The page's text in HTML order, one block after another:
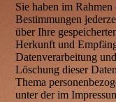
Sie haben im
Bestimmungen
über Ihre
Herkunft und
Datenverarbeitung
Löschung dieser
Thema
unter der im